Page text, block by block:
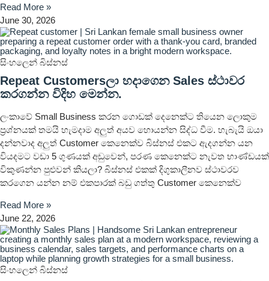
Read More »
June 30, 2026
සිංහලෙන් බිස්නස්
Repeat Customersලා හදාගෙන Sales ස්ථාවර
කරගන්න විදිහ මෙන්න.
ලංකාවේ Small Business කරන ගොඩක් දෙනෙක්ට තියෙන ලොකුම
ප්‍රශ්නයක් තමයි හැමදාම අලුත් අයව හොයන්න සිද්ධ වීම. හැබැයි ඔයා
දන්නවාද අලුත් Customer කෙනෙක්ව බිස්නස් එකට ඇදගන්න යන
වියදමට වඩා 5 ගුණයක් අඩුවෙන්, පරණ කෙනෙක්ට නැවත භාණ්ඩයක්
විකුණන්න පුළුවන් කියලා? බිස්නස් එකක් දිගුකාලීනව ස්ථාවරව
කරගෙන යන්න නම් එකපාරක් බඩු ගත්තු Customer කෙනෙක්ව
Read More »
June 22, 2026
සිංහලෙන් බිස්නස්